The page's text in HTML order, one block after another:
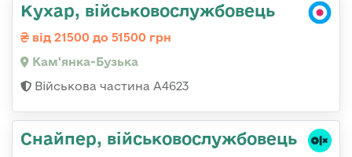
Кухар, військовослужбовець
від 21500 до 51500 грн
Кам'янка-Бузька
Військова частина А4623
Снайпер, військовослужбовець